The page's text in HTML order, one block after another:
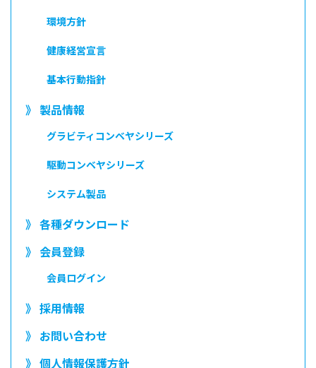
環境方針
健康経営宣言
基本行動指針
》 製品情報
グラビティコンベヤシリーズ
駆動コンベヤシリーズ
システム製品
》 各種ダウンロード
》 会員登録
会員ログイン
》 採用情報
》 お問い合わせ
》 個人情報保護方針